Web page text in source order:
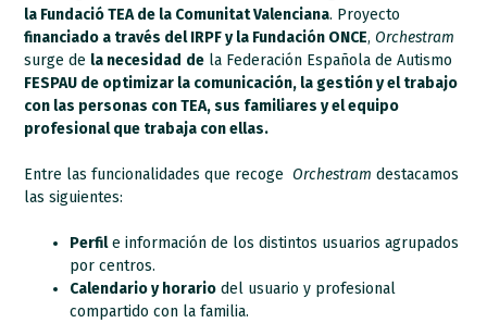
la Fundació TEA de la Comunitat Valenciana. Proyecto
financiado a través del IRPF y la Fundación ONCE, Orchestram
surge de la necesidad de la Federación Española de Autismo
FESPAU de optimizar la comunicación, la gestión y el trabajo
con las personas con TEA, sus familiares y el equipo
profesional que trabaja con ellas.
Entre las funcionalidades que recoge Orchestram destacamos
las siguientes:
Perfile información de los distintos usuarios agrupados
por centros.
Calendario y horario del usuario y profesional
compartido con la familia.